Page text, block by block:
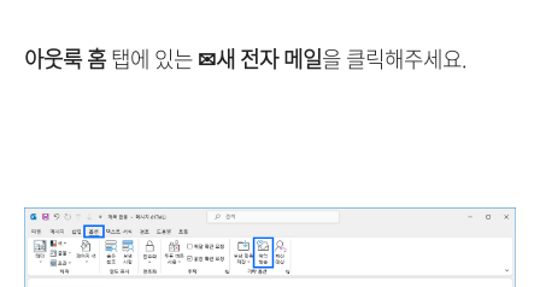
아웃룩 홈탭에 있는✉새 전자 메일을 클릭해주세요.